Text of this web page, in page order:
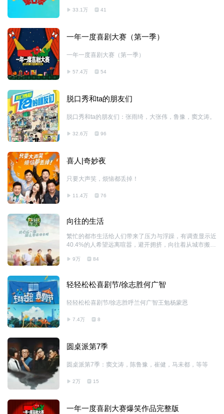
33.1万 41
一年一度喜剧大赛（第一季）
一年一度喜剧大赛（第一季）
57.4万 54
脱口秀和ta的朋友们
脱口秀和ta的朋友们：张雨绮，大张伟，鲁豫，窦文涛。
32.6万 96
喜人|奇妙夜
只要大声笑，烦恼都丢掉！
11.4万 76
向往的生活
繁忙的都市生活给人们带来了压力与浮躁，有调查显示近
40.4%的人希望远离喧嚣，避开拥挤，向往着从城市搬到
生活》这档节目制作的初衷。
9万 84
轻轻松松喜剧节/徐志胜何广智
轻轻松松喜剧节/徐志胜呼兰何广智王勉杨蒙恩
7.4万 8
圆桌派第7季
圆桌派第7季：窦文涛，陈鲁豫，崔健，马未都，等等
2万 15
一年一度喜剧大赛爆笑作品完整版